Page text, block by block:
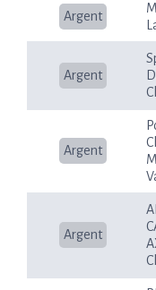
Argent
Argent
Argent
Argent